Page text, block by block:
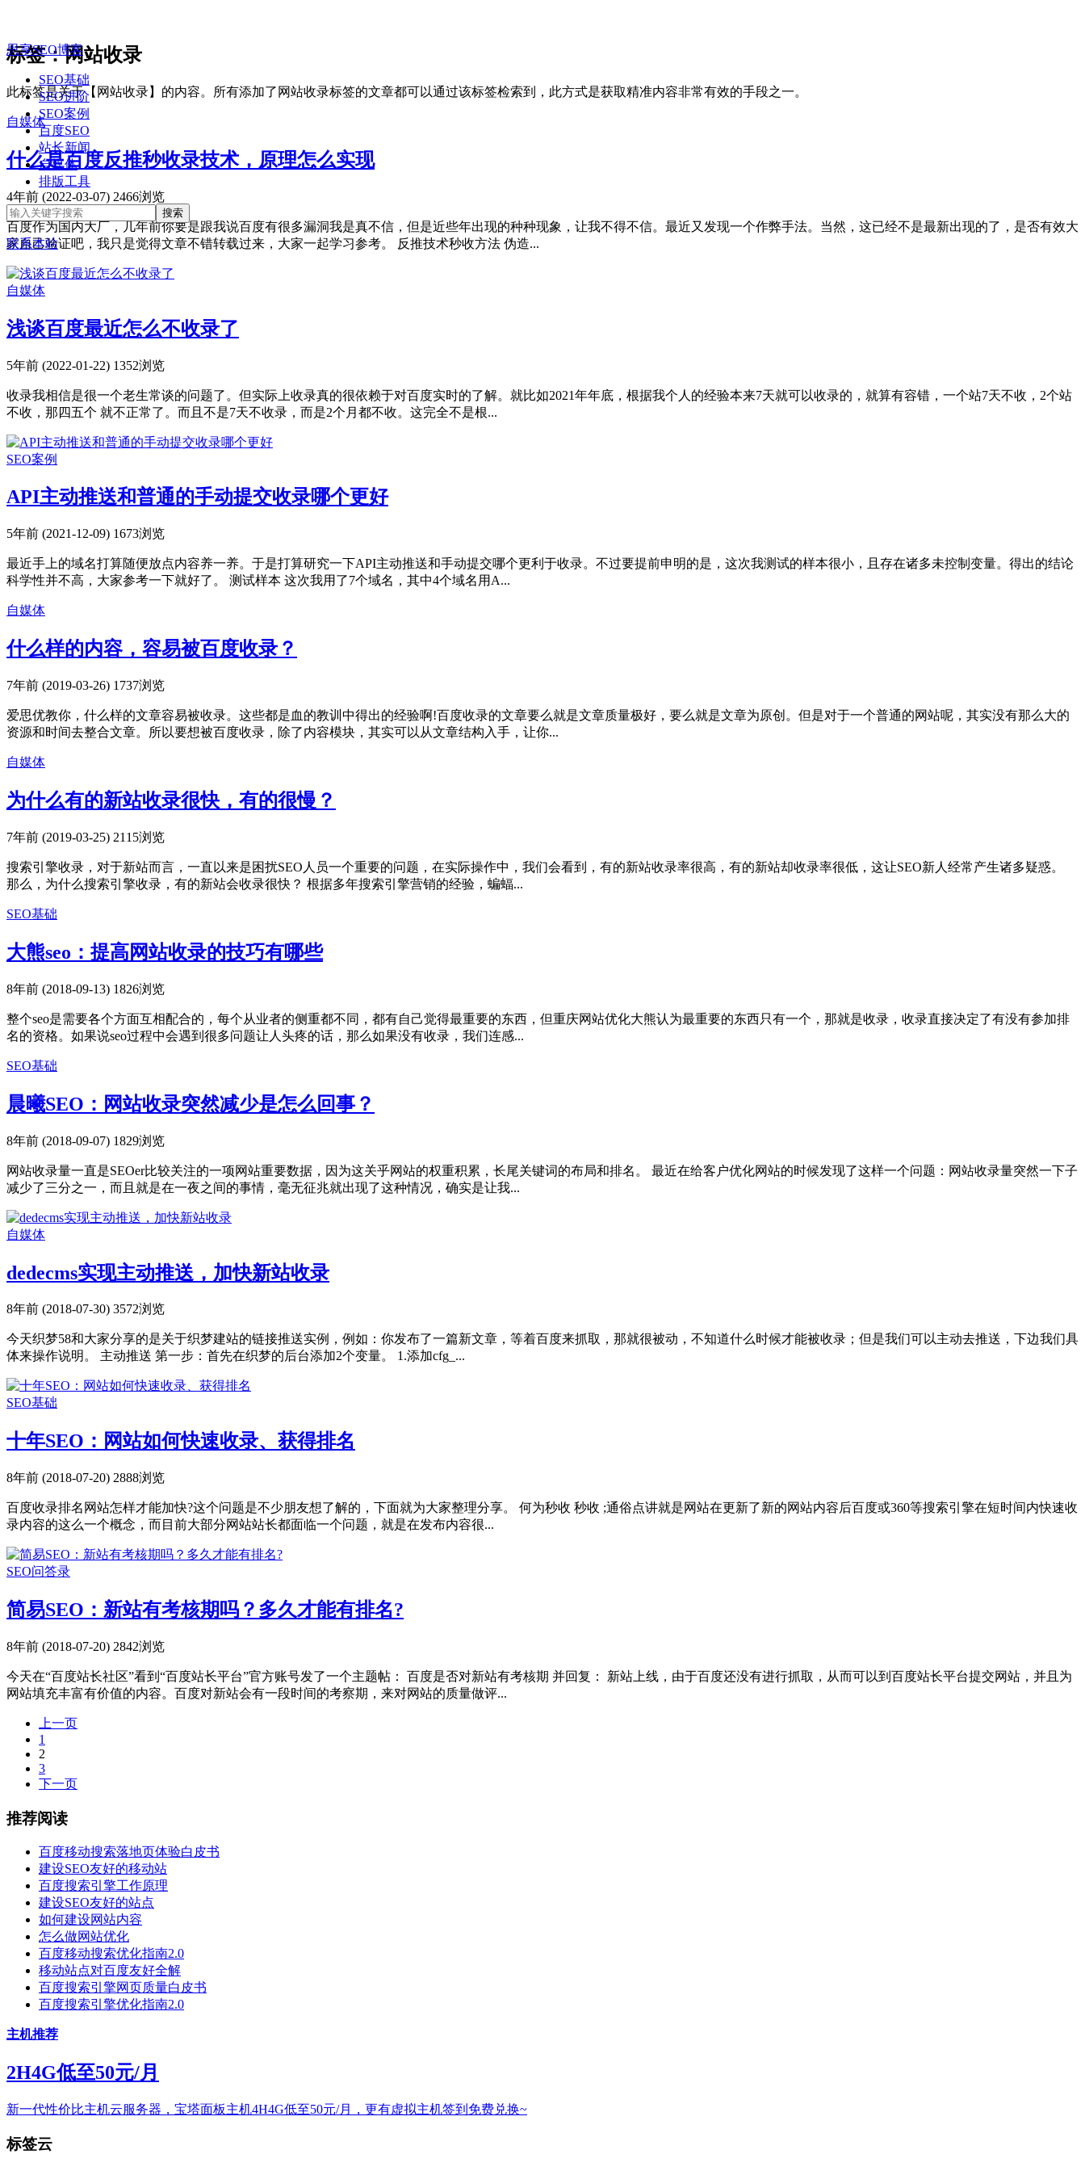
思享SEO博客
SEO基础
SEO进阶
SEO案例
百度SEO
站长新闻
自媒体
排版工具
联系本站
标签：网站收录
此标签是关于【网站收录】的内容。所有添加了网站收录标签的文章都可以通过该标签检索到，此方式是获取精准内容非常有效的手段之一。
自媒体
什么是百度反推秒收录技术，原理怎么实现
4年前 (2022-03-07) 2466浏览
百度作为国内大厂，几年前你要是跟我说百度有很多漏洞我是真不信，但是近些年出现的种种现象，让我不得不信。最近又发现一个作弊手法。当然，这已经不是最新出现的了，是否有效大
家自己验证吧，我只是觉得文章不错转载过来，大家一起学习参考。 反推技术秒收方法 伪造...
自媒体
浅谈百度最近怎么不收录了
5年前 (2022-01-22) 1352浏览
收录我相信是很一个老生常谈的问题了。但实际上收录真的很依赖于对百度实时的了解。就比如2021年年底，根据我个人的经验本来7天就可以收录的，就算有容错，一个站7天不收，2个站
不收，那四五个 就不正常了。而且不是7天不收录，而是2个月都不收。这完全不是根...
SEO案例
API主动推送和普通的手动提交收录哪个更好
5年前 (2021-12-09) 1673浏览
最近手上的域名打算随便放点内容养一养。于是打算研究一下API主动推送和手动提交哪个更利于收录。不过要提前申明的是，这次我测试的样本很小，且存在诸多未控制变量。得出的结论
科学性并不高，大家参考一下就好了。 测试样本 这次我用了7个域名，其中4个域名用A...
自媒体
什么样的内容，容易被百度收录？
7年前 (2019-03-26) 1737浏览
爱思优教你，什么样的文章容易被收录。这些都是血的教训中得出的经验啊!百度收录的文章要么就是文章质量极好，要么就是文章为原创。但是对于一个普通的网站呢，其实没有那么大的
资源和时间去整合文章。所以要想被百度收录，除了内容模块，其实可以从文章结构入手，让你...
自媒体
为什么有的新站收录很快，有的很慢？
7年前 (2019-03-25) 2115浏览
搜索引擎收录，对于新站而言，一直以来是困扰SEO人员一个重要的问题，在实际操作中，我们会看到，有的新站收录率很高，有的新站却收录率很低，这让SEO新人经常产生诸多疑惑。
那么，为什么搜索引擎收录，有的新站会收录很快？ 根据多年搜索引擎营销的经验，蝙蝠...
SEO基础
大熊seo：提高网站收录的技巧有哪些
8年前 (2018-09-13) 1826浏览
整个seo是需要各个方面互相配合的，每个从业者的侧重都不同，都有自己觉得最重要的东西，但重庆网站优化大熊认为最重要的东西只有一个，那就是收录，收录直接决定了有没有参加排
名的资格。如果说seo过程中会遇到很多问题让人头疼的话，那么如果没有收录，我们连感...
SEO基础
晨曦SEO：网站收录突然减少是怎么回事？
8年前 (2018-09-07) 1829浏览
网站收录量一直是SEOer比较关注的一项网站重要数据，因为这关乎网站的权重积累，长尾关键词的布局和排名。 最近在给客户优化网站的时候发现了这样一个问题：网站收录量突然一下子
减少了三分之一，而且就是在一夜之间的事情，毫无征兆就出现了这种情况，确实是让我...
自媒体
dedecms实现主动推送，加快新站收录
8年前 (2018-07-30) 3572浏览
今天织梦58和大家分享的是关于织梦建站的链接推送实例，例如：你发布了一篇新文章，等着百度来抓取，那就很被动，不知道什么时候才能被收录；但是我们可以主动去推送，下边我们具
体来操作说明。 主动推送 第一步：首先在织梦的后台添加2个变量。 1.添加cfg_...
SEO基础
十年SEO：网站如何快速收录、获得排名
8年前 (2018-07-20) 2888浏览
百度收录排名网站怎样才能加快?这个问题是不少朋友想了解的，下面就为大家整理分享。 何为秒收 秒收 ;通俗点讲就是网站在更新了新的网站内容后百度或360等搜索引擎在短时间内快速收
录内容的这么一个概念，而目前大部分网站站长都面临一个问题，就是在发布内容很...
SEO问答录
简易SEO：新站有考核期吗？多久才能有排名?
8年前 (2018-07-20) 2842浏览
今天在“百度站长社区”看到“百度站长平台”官方账号发了一个主题帖： 百度是否对新站有考核期 并回复： 新站上线，由于百度还没有进行抓取，从而可以到百度站长平台提交网站，并且为
网站填充丰富有价值的内容。百度对新站会有一段时间的考察期，来对网站的质量做评...
上一页
1
2
3
下一页
推荐阅读
百度移动搜索落地页体验白皮书
建设SEO友好的移动站
百度搜索引擎工作原理
建设SEO友好的站点
如何建设网站内容
怎么做网站优化
百度移动搜索优化指南2.0
移动站点对百度友好全解
百度搜索引擎网页质量白皮书
百度搜索引擎优化指南2.0
主机推荐
2H4G低至50元/月
新一代性价比主机云服务器，宝塔面板主机4H4G低至50元/月，更有虚拟主机签到免费兑换~
标签云